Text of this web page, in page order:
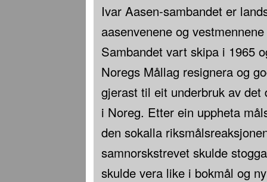
Ivar Aasen-sambandet er
aasenvenene og
Sambandet vart skipa i 1965
Noregs Mållag resignera og
gjerast til eit underbruk av
i Noreg. Etter ein uppheta
den sokalla
samnorskstrevet skulde
skulde vera like i bokmål og